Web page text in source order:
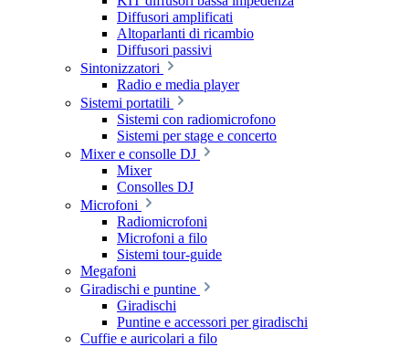
Diffusori amplificati
Altoparlanti di ricambio
Diffusori passivi
Sintonizzatori
Radio e media player
Sistemi portatili
Sistemi con radiomicrofono
Sistemi per stage e concerto
Mixer e consolle DJ
Mixer
Consolles DJ
Microfoni
Radiomicrofoni
Microfoni a filo
Sistemi tour-guide
Megafoni
Giradischi e puntine
Giradischi
Puntine e accessori per giradischi
Cuffie e auricolari a filo